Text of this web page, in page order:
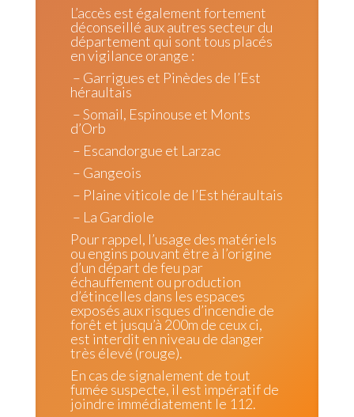
L’accès est également fortement
déconseillé aux autres secteur du
département qui sont tous placés
en vigilance orange :
– Garrigues et Pinèdes de l’Est
héraultais
– Somail, Espinouse et Monts
d’Orb
– Escandorgue et Larzac
– Gangeois
– Plaine viticole de l’Est héraultais
– La Gardiole
Pour rappel, l’usage des matériels
ou engins pouvant être à l’origine
d’un départ de feu par
échauffement ou production
d’étincelles dans les espaces
exposés aux risques d’incendie de
forêt et jusqu’à 200m de ceux ci,
est interdit en niveau de danger
très élevé (rouge).
En cas de signalement de tout
fumée suspecte, il est impératif de
joindre immédiatement le 112.